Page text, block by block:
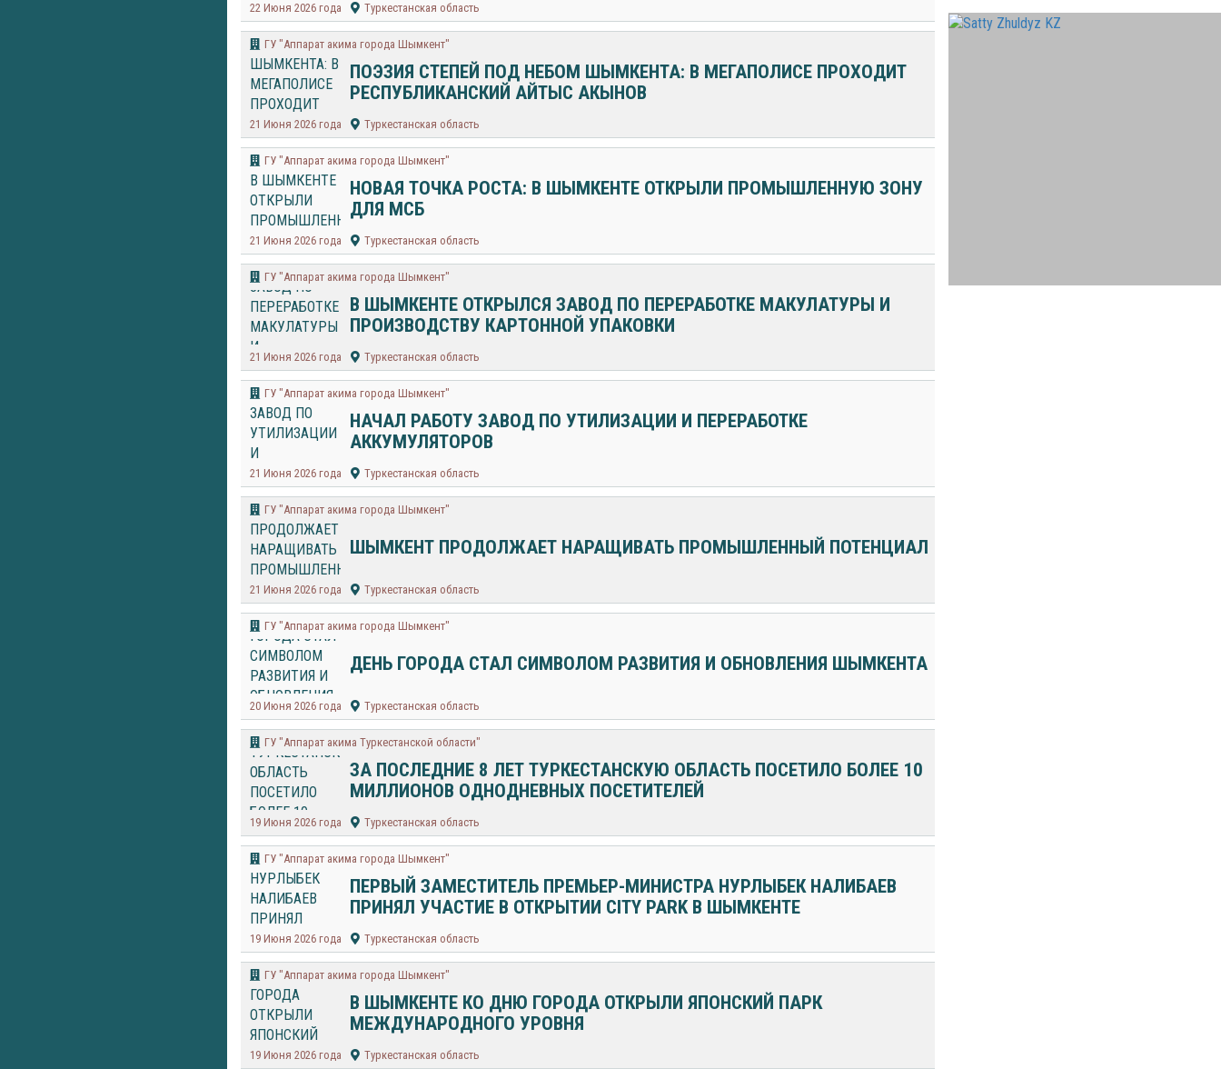
22 Июня 2026 года Туркестанская область
​ГУ "Аппарат акима города Шымкент"
ПОЭЗИЯ СТЕПЕЙ ПОД НЕБОМ ШЫМКЕНТА: В МЕГАПОЛИСЕ ПРОХОДИТ
РЕСПУБЛИКАНСКИЙ АЙТЫС АКЫНОВ
21 Июня 2026 года Туркестанская область
​ГУ "Аппарат акима города Шымкент"
НОВАЯ ТОЧКА РОСТА: В ШЫМКЕНТЕ ОТКРЫЛИ ПРОМЫШЛЕННУЮ ЗОНУ
ДЛЯ МСБ
21 Июня 2026 года Туркестанская область
​ГУ "Аппарат акима города Шымкент"
В ШЫМКЕНТЕ ОТКРЫЛСЯ ЗАВОД ПО ПЕРЕРАБОТКЕ МАКУЛАТУРЫ И
ПРОИЗВОДСТВУ КАРТОННОЙ УПАКОВКИ
21 Июня 2026 года Туркестанская область
​ГУ "Аппарат акима города Шымкент"
НАЧАЛ РАБОТУ ЗАВОД ПО УТИЛИЗАЦИИ И ПЕРЕРАБОТКЕ
АККУМУЛЯТОРОВ
21 Июня 2026 года Туркестанская область
​ГУ "Аппарат акима города Шымкент"
ШЫМКЕНТ ПРОДОЛЖАЕТ НАРАЩИВАТЬ ПРОМЫШЛЕННЫЙ ПОТЕНЦИАЛ
21 Июня 2026 года Туркестанская область
​ГУ "Аппарат акима города Шымкент"
ДЕНЬ ГОРОДА СТАЛ СИМВОЛОМ РАЗВИТИЯ И ОБНОВЛЕНИЯ ШЫМКЕНТА
20 Июня 2026 года Туркестанская область
ГУ "Аппарат акима Туркестанской области"
ЗА ПОСЛЕДНИЕ 8 ЛЕТ ТУРКЕСТАНСКУЮ ОБЛАСТЬ ПОСЕТИЛО БОЛЕЕ 10
МИЛЛИОНОВ ОДНОДНЕВНЫХ ПОСЕТИТЕЛЕЙ
19 Июня 2026 года Туркестанская область
​ГУ "Аппарат акима города Шымкент"
ПЕРВЫЙ ЗАМЕСТИТЕЛЬ ПРЕМЬЕР-МИНИСТРА НУРЛЫБЕК НАЛИБАЕВ
ПРИНЯЛ УЧАСТИЕ В ОТКРЫТИИ CITY PARK В ШЫМКЕНТЕ
19 Июня 2026 года Туркестанская область
​ГУ "Аппарат акима города Шымкент"
В ШЫМКЕНТЕ КО ДНЮ ГОРОДА ОТКРЫЛИ ЯПОНСКИЙ ПАРК
МЕЖДУНАРОДНОГО УРОВНЯ
19 Июня 2026 года Туркестанская область